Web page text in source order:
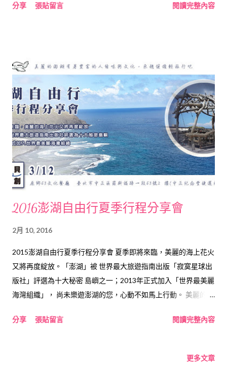
分享 張貼留言 閱讀完整內容
2016澎湖自由行夏季行程分享會
2月 10, 2016
2015澎湖自由行夏季行程分享會 夏季即將來臨，美麗的海上花火
又將再度綻放。「澎湖」被 世界最大旅遊指南出版「寂寞星球出
版社」評選為十大秘密 島嶼之一；2013年正式加入「世界最美麗
海灣組織」， 尚未樂遊澎湖的您，心動不如馬上行動。 美麗的澎
之旅吧，無須匆匆忙忙也可悠遊澎湖，慢活體驗菊島風情 。 「海
分享 張貼留言 閱讀完整內容
更多文章